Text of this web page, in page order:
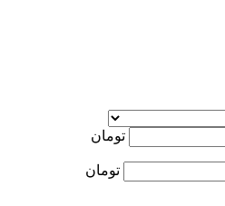
تومان
تومان